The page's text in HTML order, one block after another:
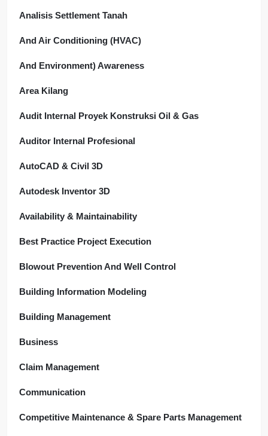
Analisis Settlement Tanah
And Air Conditioning (HVAC)
And Environment) Awareness
Area Kilang
Audit Internal Proyek Konstruksi Oil & Gas
Auditor Internal Profesional
AutoCAD & Civil 3D
Autodesk Inventor 3D
Availability & Maintainability
Best Practice Project Execution
Blowout Prevention And Well Control
Building Information Modeling
Building Management
Business
Claim Management
Communication
Competitive Maintenance & Spare Parts Management